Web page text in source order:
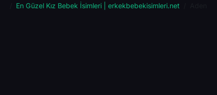
En Güzel Kız Bebek İsimleri | erkekbebekisimleri.net